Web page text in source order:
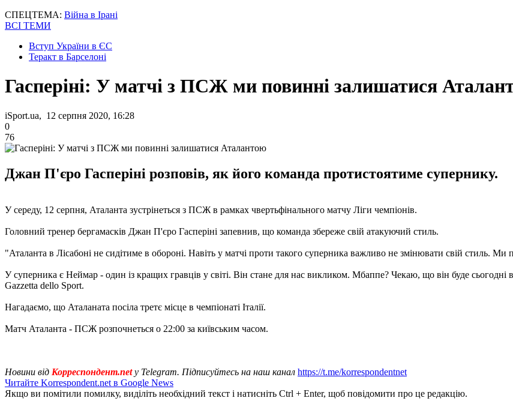
СПЕЦТЕМА: Війна в Ірані
ВСІ ТЕМИ
Вступ України в ЄС
Теракт в Барселоні
Гасперіні: У матчі з ПСЖ ми повинні залишатися
iSport.ua, 12 серпня 2020, 16:28
0
76
Джан П'єро Гасперіні розповів, як його команда протистоятиме супернику.
У середу, 12 серпня, Аталанта зустрінеться з ПСЖ в рамках чвертьфінального матчу Ліги чемпіонів.
Головний тренер бергамасків Джан П'єро Гасперіні запевнив, що команда збереже свій атакуючий стиль.
"Аталанта в Лісабоні не сидітиме в обороні. Навіть у матчі проти такого суперника важливо не змінювати свій стиль.
У суперника є Неймар - один із кращих гравців у світі. Він стане для нас викликом. Мбаппе? Чекаю, що він буде сьогодні
Gazzetta dello Sport.
Нагадаємо, що Аталаната посіла третє місце в чемпіонаті Італії.
Матч Аталанта - ПСЖ розпочнеться о 22:00 за київським часом.
Новини від Корреспондент.net у Telegram. Підписуйтесь на наш канал https://t.me/korrespondentnet
Читайте Korrespondent.net в Google News
Якщо ви помітили помилку, виділіть необхідний текст і натисніть Ctrl + Enter, щоб повідомити про це редакцію.